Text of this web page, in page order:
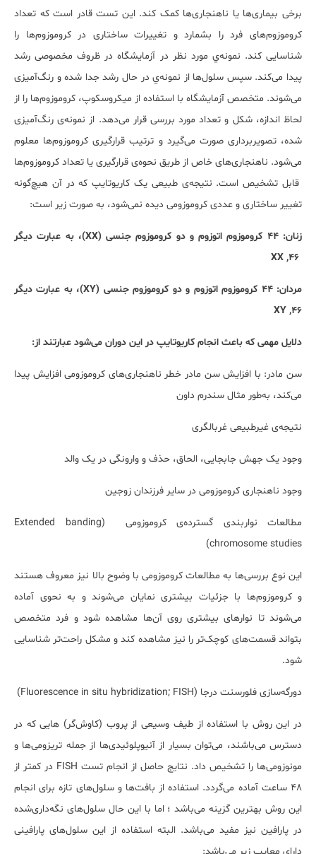
برخی بیماری‌ها یا ناهنجاری‌ها کمک کند. این تست قادر است که تعداد
کروموزوم‌های فرد را بشمارد و تغییرات ساختاری در کروموزوم‌ها را
شناسایی کند. نمونه‌ي مورد نظر در آزمایشگاه در ظروف مخصوصی رشد
پیدا می‌کند. سپس سلول‌ها از نمونه‌ي در حال رشد جدا شده و رنگ‌آمیزی
می‌شوند. متخصص آزمایشگاه با استفاده از میکروسکوپ، کروموزوم‌ها را از
لحاظ اندازه، شکل و تعداد مورد بررسی قرار می‌دهد. از نمونه‌ی رنگ‌آمیزی
شده، تصویر‌برداری صورت می‌گیرد و ترتیب قرارگیری کروموزوم‌ها معلوم
می‌شود. ناهنجاری‌های خاص از طریق نحوه‌ی قرارگیری یا تعداد کروموزوم‌ها
قابل تشخیص است. نتیجه‌ی طبیعی یک کاریوتایپ که در آن هیچ‌گونه
تغییر ساختاری و عددی کروموزومی دیده نمی‌شود، به صورت زیر است:
زنان: 44 کروموزوم اتوزوم و دو کروموزوم جنسی ( XX)، به عبارت دیگر
46, XX
مردان: 44 کروموزوم اتوزوم و دو کروموزوم جنسی ( XY)، به عبارت دیگر
46, XY
دلایل مهمی که باعث انجام کاریوتایپ در این دوران می‌شود عبارتند از:
سن مادر: با افزایش سن مادر خطر ناهنجاری‌های کروموزومی افزایش پیدا
می‌کند، به‌طور مثال سندرم داون
نتیجه‌ی غیرطبیعی غربالگری
وجود یک جهش جابجایی، الحاق، حذف و وارونگی در یک والد
وجود ناهنجاری کروموزومی در سایر فرزندان زوجین
مطالعات نوار‌بندی گسترده‌ی کروموزومی (Extended banding
chromosome studies
)
این نوع بررسی‌ها به مطالعات کروموزومی با وضوح بالا نیز معروف هستند
و کروموزوم‌ها با جزئیات بیشتری نمایان می‌شوند و به نحوی آماده
می‌شوند تا نوارهای بیشتری روی آن‌ها مشاهده شود و فرد متخصص
بتواند قسمت‌های کوچک‌تر را نیز مشاهده کند و مشکل راحت‌تر شناسایی
شود.
دورگه‌سازی فلورسنت درجا (Fluorescence in situ hybridization; FISH
)
در این روش با استفاده از طیف وسیعی از پروب (کاوش‌گر) هایی که در
دسترس می‌باشند، می‌توان بسیار از آنیوپلوئیدی‌ها از جمله تریزومی‌ها و
مونوزومی‌ها را تشخیص داد. نتایج حاصل از انجام تست FISH در کمتر از
48 ساعت آماده می‌گردد. استفاده از بافت‌ها و سلول‌های تازه برای انجام
این روش بهترین گزینه می‌باشد ؛ اما با این حال سلول‌های نگه‌داری‌شده
در پارافین نیز مفید می‌باشد. البته استفاده از این سلول‌های پارافینی
دارای معایب زیر می‌باشد: